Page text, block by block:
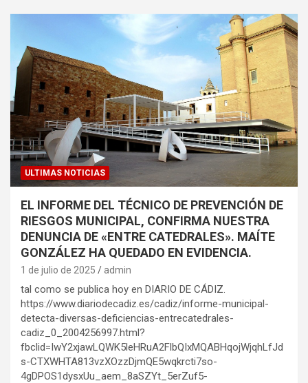
ULTIMAS NOTICIAS
EL INFORME DEL TÉCNICO DE PREVENCIÓN DE
RIESGOS MUNICIPAL, CONFIRMA NUESTRA
DENUNCIA DE «ENTRE CATEDRALES». MAÍTE
GONZÁLEZ HA QUEDADO EN EVIDENCIA.
1 de julio de 2025 admin
tal como se publica hoy en DIARIO DE CÁDIZ.
https://www.diariodecadiz.es/cadiz/informe-municipal-
detecta-diversas-deficiencias-entrecatedrales-
cadiz_0_2004256997.html?
fbclid=IwY2xjawLQWK5leHRuA2FlbQIxMQABHqojWjqhLfJd
s-CTXWHTA813vzXOzzDjmQE5wqkrcti7so-
4gDPOS1dysxUu_aem_8aSZYt_5erZuf5-